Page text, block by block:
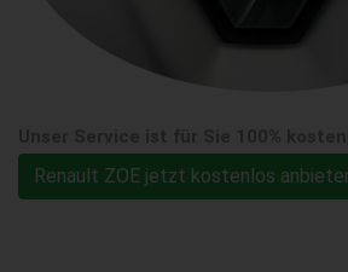
Renault ZOE jetzt kostenlos